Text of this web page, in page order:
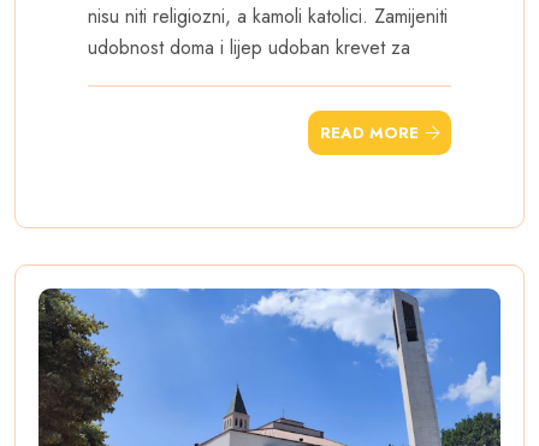
nisu niti religiozni, a kamoli katolici. Zamijeniti
udobnost doma i lijep udoban krevet za
READ MORE